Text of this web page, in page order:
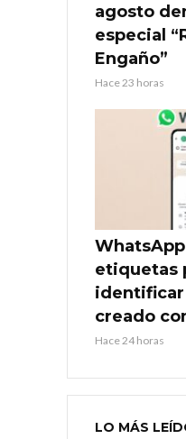
agosto
especial
Engaño”
Hace 23 horas
etiquetas
creado
Hace 24 horas
LO MÁS